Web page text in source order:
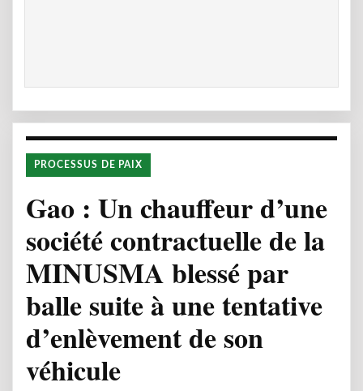
PROCESSUS DE PAIX
Gao : Un chauffeur d’une
société contractuelle de la
MINUSMA blessé par
balle suite à une tentative
d’enlèvement de son
véhicule